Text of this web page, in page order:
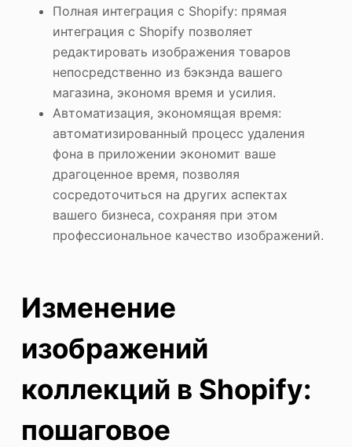
Полная интеграция с Shopify: прямая
интеграция с Shopify позволяет
редактировать изображения товаров
непосредственно из бэкэнда вашего
магазина, экономя время и усилия.
Автоматизация, экономящая время:
автоматизированный процесс удаления
фона в приложении экономит ваше
драгоценное время, позволяя
сосредоточиться на других аспектах
вашего бизнеса, сохраняя при этом
профессиональное качество изображений.
Изменение
изображений
коллекций в Shopify:
пошаговое